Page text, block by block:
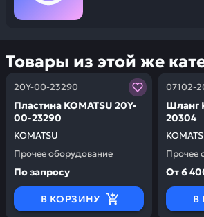
Товары из этой же
20Y-00-23290
KOMATSU
Пластина KOMATSU 20Y-
00-23290
Прочее оборудование
Заказывая запчасти у нас, вы
По запросу
В КОРЗИНУ
07102-
Шланг
20304
Прочее
От6
В